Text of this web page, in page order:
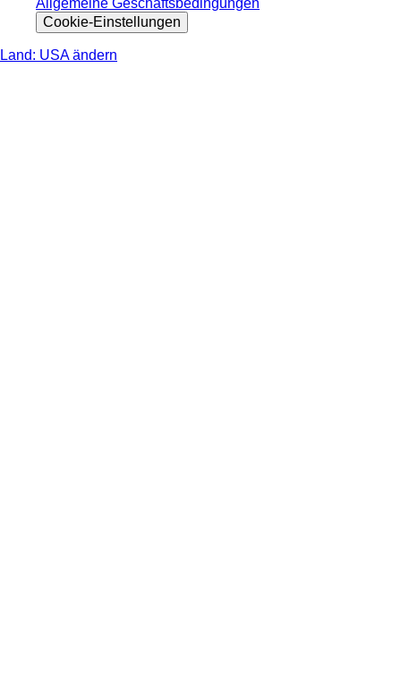
Cookie-Einstellungen
Land: USA ändern